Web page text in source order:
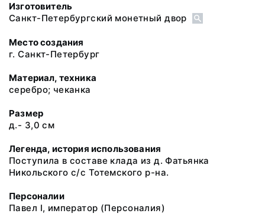
Изготовитель
Санкт-Петербургский монетный двор
Место создания
г. Санкт-Петербург
Материал, техника
серебро; чеканка
Размер
д.- 3,0 см
Легенда, история использования
Поступила в составе клада из д. Фатьянка
Никольского с/с Тотемского р-на.
Персоналии
Павел I, император (Персоналия)